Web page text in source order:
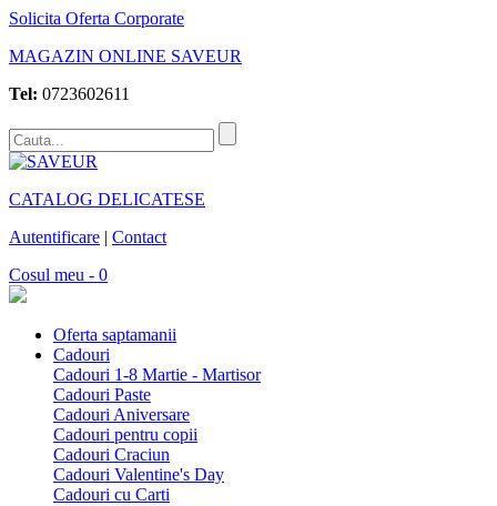
Solicita Oferta Corporate
MAGAZIN ONLINE SAVEUR
Tel: 0723602611
CATALOG DELICATESE
Autentificare | Contact
Cosul meu - 0
Oferta saptamanii
Cadouri
Cadouri 1-8 Martie - Martisor
Cadouri Paste
Cadouri Aniversare
Cadouri pentru copii
Cadouri Craciun
Cadouri Valentine's Day
Cadouri cu Carti